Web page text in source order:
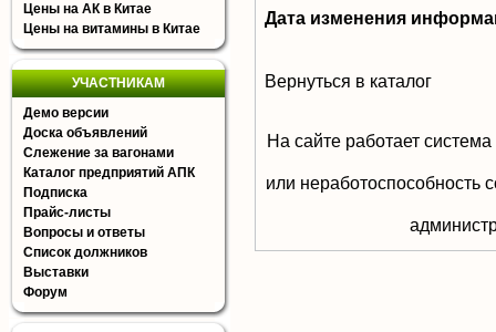
Цены на АК в Китае
Цены на витамины в Китае
УЧАСТНИКАМ
Демо версии
Доска объявлений
Слежение за вагонами
Каталог предприятий АПК
Подписка
Прайс-листы
Вопросы и ответы
Список должников
Выставки
Форум
Дата изменения
Вернуться в каталог
На сайте работает
или неработоспособность